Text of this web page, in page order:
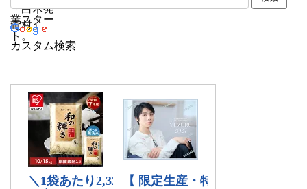
カスタム検索